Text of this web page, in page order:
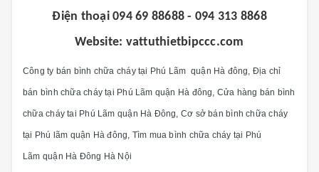
Điện thoại 094 69 88688 - 094 313 8868
Website: vattuthietbipccc.com
Công ty bán bình chữa cháy tại Phú Lãm quận Hà đông, Địa chỉ
bán bình chữa cháy tại Phú Lãm quận Hà đông, Cửa hàng bán bình
chữa cháy tai Phú Lãm quận Hà Đông, Cơ sở bán bình chữa cháy
tại Phú lãm quận Hà đông, Tìm mua bình chữa cháy tại Phú
Lãm quận Hà Đông Hà Nội